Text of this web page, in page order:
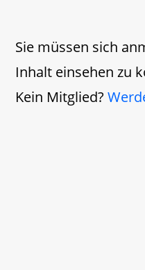
Sie müssen sich
Inhalt einsehen zu
Kein Mitglied?